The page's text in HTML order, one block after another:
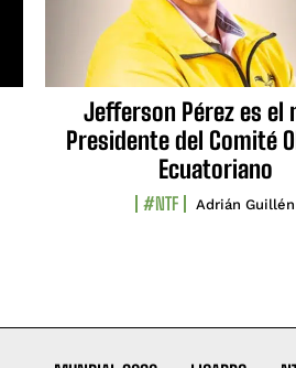
Jefferson Pérez es el
Presidente del Comité
Ecuatoriano
#NTF Adrián Guillén